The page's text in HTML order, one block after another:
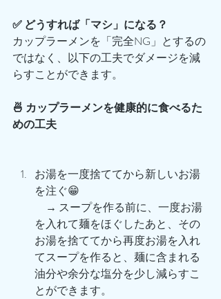
✅ どうすれば「マシ」になる？
カップラーメンを「完全NG」とするの
ではなく、以下の工夫でダメージを減
らすことができます。
🍜 カップラーメンを健康的に食べるた
めの工夫
お湯を一度捨ててから新しいお湯
を注ぐ😁
→ スープを作る前に、一度お湯
を入れて麺をほぐしたあと、その
お湯を捨ててから再度お湯を入れ
てスープを作ると、麺に含まれる
油分や余分な塩分を少し減らすこ
とができます。